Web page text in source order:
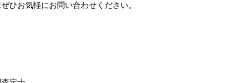
ひお気軽にお問い合わせください。